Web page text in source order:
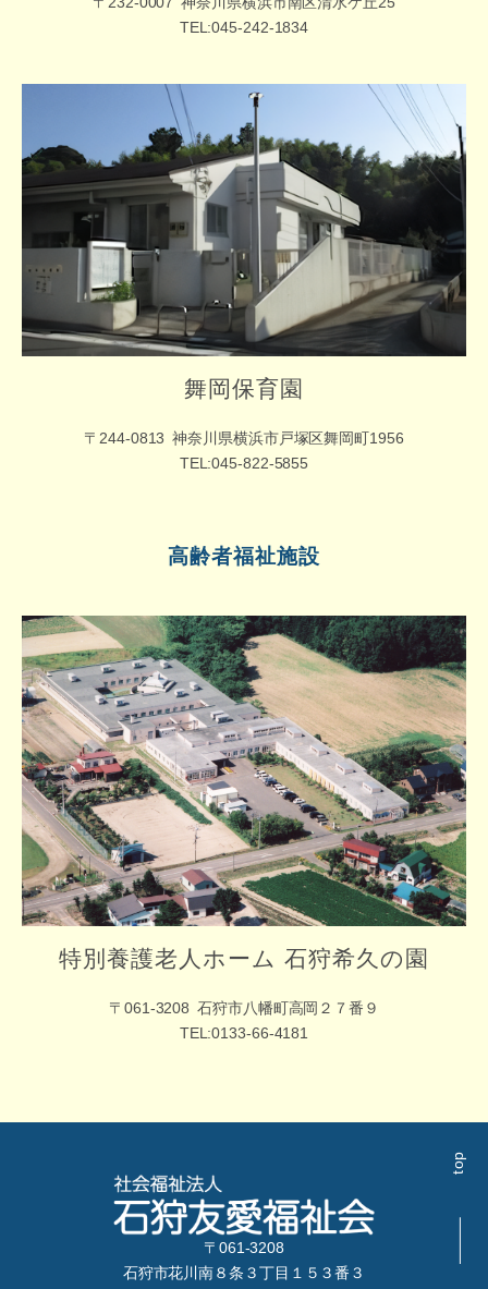
TEL:045-242-1834
舞岡保育園
〒244-0813 神奈川県横浜市戸塚区舞岡町1956
TEL:045-822-5855
高齢者福祉施設
特別養護老人ホーム 石狩希久の園
〒061-3208 石狩市八幡町高岡２７番９
TEL:0133-66-4181
top
〒061-3208
石狩市花川南８条３丁目１５３番３